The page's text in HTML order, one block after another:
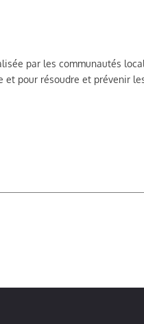
par les communautés
pour résoudre et prévenir